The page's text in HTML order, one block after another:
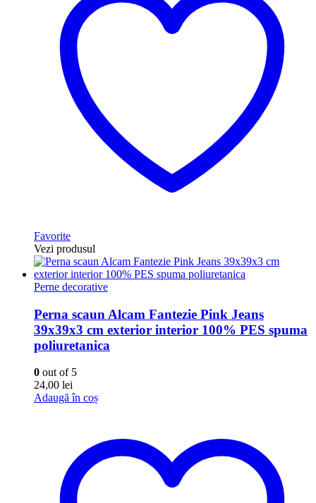
Favorite
Vezi produsul
Perne decorative
Perna scaun Alcam Fantezie Pink Jeans
39x39x3 cm exterior interior 100% PES spuma
poliuretanica
0 out of 5
24,00 lei
Adaugă în coș